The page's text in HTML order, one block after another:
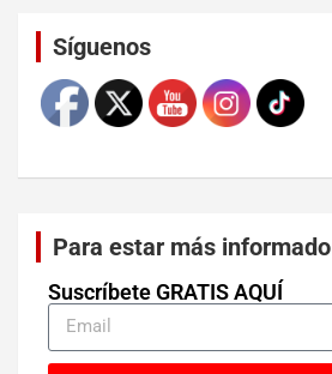
Síguenos
Para estar más informado
Suscríbete GRATIS AQUÍ